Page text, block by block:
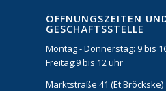
ÖFFNUNGSZEITEN
GESCHÄFTSSTELLE
Montag - Donnerstag: 9 bis
Freitag:9 bis 12 uhr
Marktstraße 41 (Et Bröckske)